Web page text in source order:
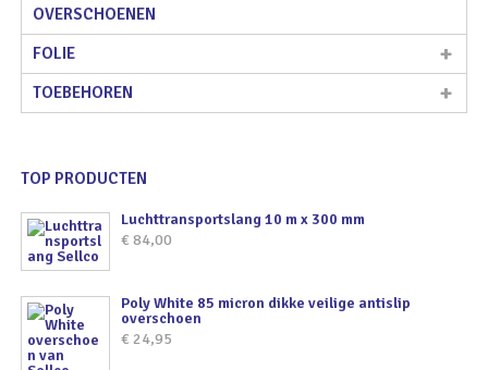
OVERSCHOENEN
FOLIE
TOEBEHOREN
TOP PRODUCTEN
Luchttransportslang 10 m x 300 mm
€ 84,00
Poly White 85 micron dikke veilige antislip
overschoen
€ 24,95